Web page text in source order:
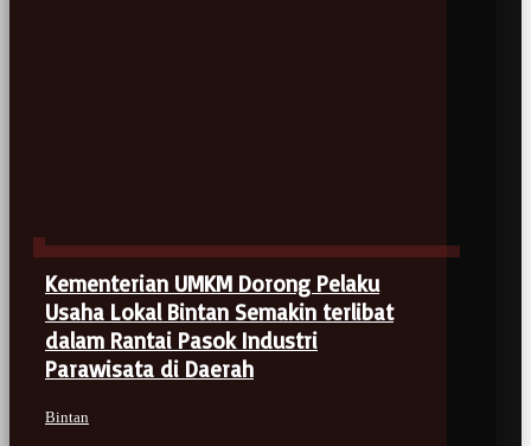
Kementerian UMKM Dorong Pelaku
Usaha Lokal Bintan Semakin terlibat
dalam Rantai Pasok Industri
Parawisata di Daerah
Bintan